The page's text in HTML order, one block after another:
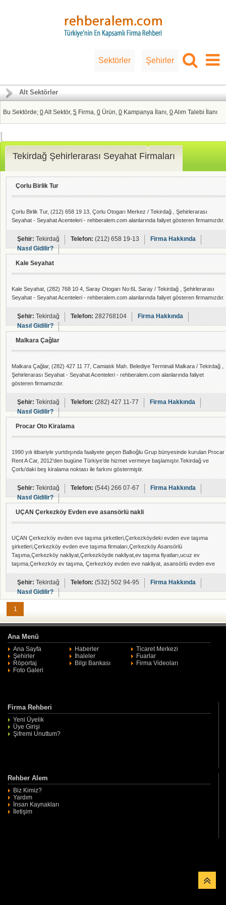
Sektörler Şehirler
Alt Sektörler
Bu Sektörde; 0Alt Sektör, 5 Firma, 0 Ürün, 0 Kampanya İlanı, 0Alım Talebi İlanı
Tekirdağ Şehirlerarası Seyahat Firmaları
Çorlu Birlik Tur
Çorlu Birlik Tur, (212) 658 19 13, Çorlu Otogarı Merkez / Tekirdağ , Şehirlerarası
Seyahat - Seyahat Acenteleri - rehberalem.com alanlarında faliyet gösteren firmamızdır.
Şehir:Tekirdağ Telefon:(212) 658 19-13
Firma Hakkında
Nasıl Gidilir?
Kale Seyahat
Kale Seyahat, (282) 768 10 4, Saray Otogarı No:6L Saray / Tekirdağ , Şehirlerarası
Seyahat - Seyahat Acenteleri - rehberalem.com alanlarında faliyet gösteren firmamızdır.
Şehir:Tekirdağ Telefon:282768104
Firma Hakkında
Nasıl Gidilir?
Malkara Çağlar
Malkara Çağlar, (282) 427 11 77, Camiatık Mah. Belediye Terminali Malkara / Tekirdağ ,
Şehirlerarası Seyahat - Seyahat Acenteleri - rehberalem.com alanlarında faliyet
gösteren firmamızdır.
Şehir:Tekirdağ Telefon:(282) 427 11-77
Firma Hakkında
Nasıl Gidilir?
Procar Oto Kiralama
1990 yılı itibariyle yurtdışında faaliyete geçen Ballıoğlu Grup bünyesinde kurulan Procar
Rent A Car, 2012’den bugüne Türkiye’de hizmet vermeye başlamıştır.Tekirdağ ve
Çorlu’daki beş kiralama noktası ile farkını göstermiştir.
Şehir:Tekirdağ Telefon:(544) 266 07-67
Firma Hakkında
Nasıl Gidilir?
UÇAN Çerkezköy Evden eve asansörlü nakli
UÇAN Çerkezköy evden eve taşıma şirketleri,Çerkezköydeki evden eve taşıma
şirketleri,Çerkezköy evden eve taşıma firmaları,Çerkezköy Asansörlü
Taşıma,Çerkezköy nakliyat,Çerkezköyde nakliyat,ev taşıma fiyatları,ucuz ev
taşıma,Çerkezköy ev taşıma, Çerkezköy evden eve nakliyat, asansörlü evden eve
nakliyat Çerkezköy evden eve nakliye,Çerkezköy evden eve nakliyat fiyatları,
Çerkezköy evden eve taşımacılık,Çerkezköy evden eve nakliyat firmaları,evden eve
nakliyat fiyatları,Çerkezköy nakliyat şirketleri şirketi,
Şehir:Tekirdağ Telefon:(532) 502 94-95
Firma Hakkında
Nasıl Gidilir?
1
Ana Menü
Ana Sayfa Haberler
Ticaret Merkezi
Şehirler
İhaleler
Fuarlar
Röportaj
Bilgi Bankası
Firma Videoları
Foto Galeri
Firma Rehberi
Yeni Üyelik
Üye Girişi
Şifremi Unuttum?
Rehber Alem
Biz Kimiz?
Yardım
İnsan Kaynakları
İletişim